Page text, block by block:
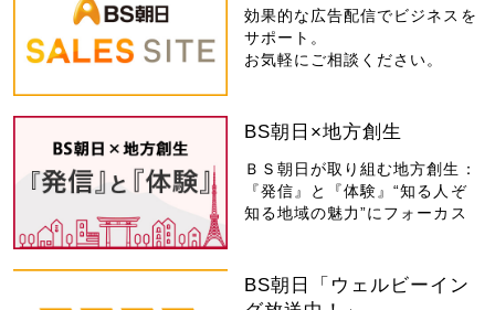
効果的な広告配信でビジネスを
サポート。
お気軽にご相談ください。
BS朝日×地方創生
ＢＳ朝日が取り組む地方創生：
『発信』と『体験』“知る人ぞ
知る地域の魅力”にフォーカス
BS朝日「ウェルビーイン